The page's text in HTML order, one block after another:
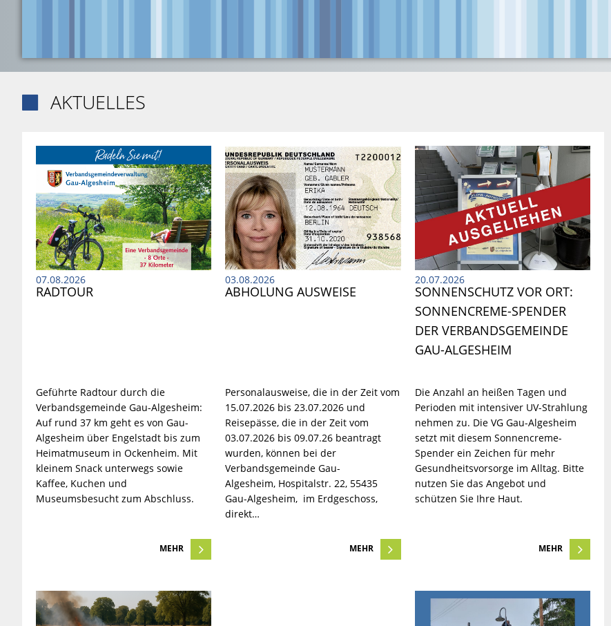
AKTUELLES
07.08.2026
RADTOUR
Geführte Radtour durch die
Verbandsgemeinde Gau-Algesheim:
Auf rund 37 km geht es von Gau-
Algesheim über Engelstadt bis zum
Heimatmuseum in Ockenheim. Mit
kleinem Snack unterwegs sowie
Kaffee, Kuchen und
Museumsbesucht zum Abschluss.
MEHR
03.08.2026
ABHOLUNG AUSWEISE
Personalausweise, die in der Zeit vom
15.07.2026 bis 23.07.2026 und
Reisepässe, die in der Zeit vom
03.07.2026 bis 09.07.26 beantragt
wurden, können bei der
Verbandsgemeinde Gau-
Algesheim, Hospitalstr. 22, 55435
Gau-Algesheim, im Erdgeschoss,
direkt…
MEHR
20.07.2026
SONNENSCHUTZ VOR ORT:
SONNENCREME-SPENDER
DER VERBANDSGEMEINDE
GAU-ALGESHEIM
Die Anzahl an heißen Tagen und
Perioden mit intensiver UV-Strahlung
nehmen zu. Die VG Gau-Algesheim
setzt mit diesem Sonnencreme-
Spender ein Zeichen für mehr
Gesundheitsvorsorge im Alltag. Bitte
nutzen Sie das Angebot und
schützen Sie Ihre Haut.
MEHR